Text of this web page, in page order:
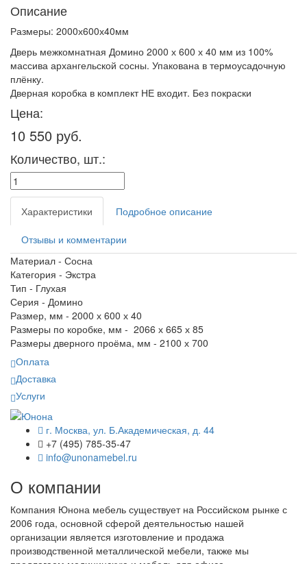
Описание
Размеры: 2000х600х40мм
Дверь межкомнатная Домино 2000 х 600 х 40 мм из 100%
массива архангельской сосны. Упакована в термоусадочную
плёнку.
Дверная коробка в комплект НЕ входит. Без покраски
Цена:
10 550 руб.
Количество, шт.:
Характеристики Подробное описание
Отзывы и комментарии
Материал - Сосна
Категория - Экстра
Тип - Глухая
Серия - Домино
Размер, мм - 2000 х 600 х 40
Размеры по коробке, мм - 2066 х 665 х 85
Размеры дверного проёма, мм - 2100 х 700
Оплата
Доставка
Услуги
г. Москва, ул. Б.Академическая, д. 44
+7 (495) 785-35-47
info@unonamebel.ru
О компании
Компания Юнона мебель существует на Российском рынке с
2006 года, основной сферой деятельностью нашей
организации является изготовление и продажа
производственной металлической мебели, также мы